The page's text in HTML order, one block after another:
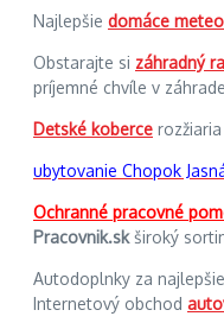
Najlepšie domáce
Obstarajte si záhradný
príjemné chvíle v
Detské koberce
ubytovanie Chopok
Ochranné pracovné
Pracovnik.skširoký
Autodoplnky za
Internetový obchod